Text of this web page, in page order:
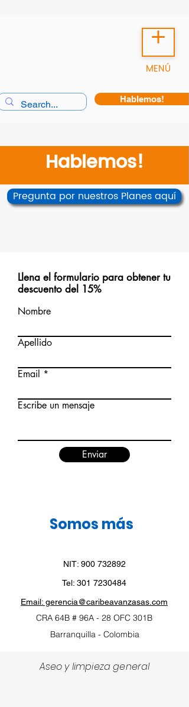
MENÚ
Hablemos!
Hablemos!
Pregunta por nuestros Planes aquí
Llena el formulario para obtener tu
descuento del 15%
Nombre
Apellido
Email
Escribe un mensaje
Enviar
Somos más
NIT: 900 732892
Tel: 301 7230484
Email: gerencia@caribeavanzasas.com
CRA 64B # 96A - 28 OFC 301B
Barranquilla - Colombia
Aseo y limpieza general